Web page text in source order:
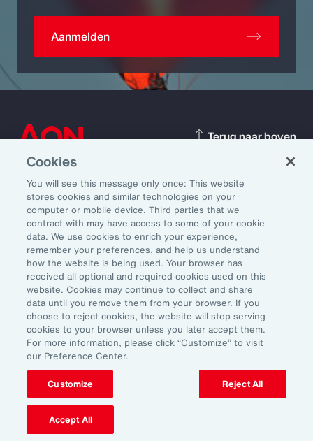
Aanmelden
NLD NL
Terug naar boven
Meld u aan voor Aon Insights en blijf op de hoogte met
Over Aon
Ons verhaal
Vacatures
Investeerders
Nieuws
Ontdek
Oplossingen
Sectoren
Insights
Contact
Support
Contact Us
Cookies
You will see this message only once: This website
stores cookies and similar technologies on your
computer or mobile device. Third parties that we
contract with may have access to some of your cookie
data. We use cookies to enrich your experience,
remember your preferences, and help us understand
how the website is being used. Your browser has
received all optional and required cookies used on this
website. Cookies may continue to collect and share
data until you remove them from your browser. If you
choose to reject cookies, the website will stop serving
cookies to your browser unless you later accept them.
For more information, please click “Customize” to visit
our Preference Center.
Customize Reject All
Accept All